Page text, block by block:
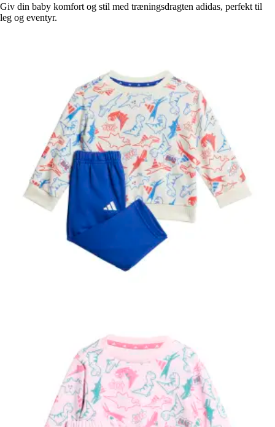
Giv din baby komfort og stil med træningsdragten adidas, perfekt til
leg og eventyr.